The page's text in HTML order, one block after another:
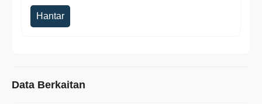
Hantar
Data Berkaitan